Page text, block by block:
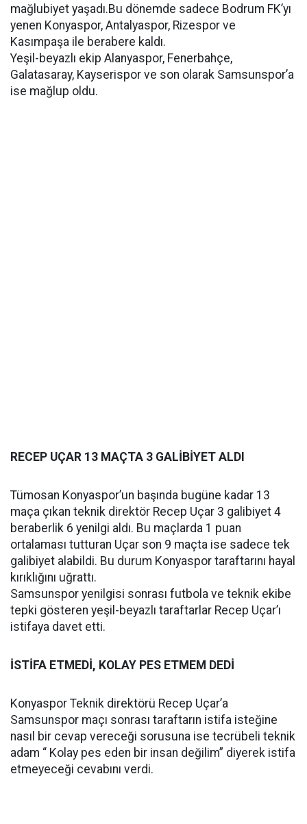
mağlubiyet yaşadı.Bu dönemde sadece Bodrum FK’yı
yenen Konyaspor, Antalyaspor, Rizespor ve
Kasımpaşa ile berabere kaldı.
Yeşil-beyazlı ekip Alanyaspor, Fenerbahçe,
Galatasaray, Kayserispor ve son olarak Samsunspor’a
ise mağlup oldu.
RECEP UÇAR 13 MAÇTA 3 GALİBİYET ALDI
Tümosan Konyaspor’un başında bugüne kadar 13
maça çıkan teknik direktör Recep Uçar 3 galibiyet 4
beraberlik 6 yenilgi aldı. Bu maçlarda 1 puan
ortalaması tutturan Uçar son 9 maçta ise sadece tek
galibiyet alabildi. Bu durum Konyaspor taraftarını hayal
kırıklığını uğrattı.
Samsunspor yenilgisi sonrası futbola ve teknik ekibe
tepki gösteren yeşil-beyazlı taraftarlar Recep Uçar’ı
istifaya davet etti.
İSTİFA ETMEDİ, KOLAY PES ETMEM DEDİ
Konyaspor Teknik direktörü Recep Uçar’a
Samsunspor maçı sonrası taraftarın istifa isteğine
nasıl bir cevap vereceği sorusuna ise tecrübeli teknik
adam “ Kolay pes eden bir insan değilim” diyerek istifa
etmeyeceği cevabını verdi.